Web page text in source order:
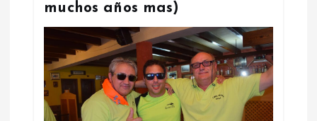
muchos años mas)